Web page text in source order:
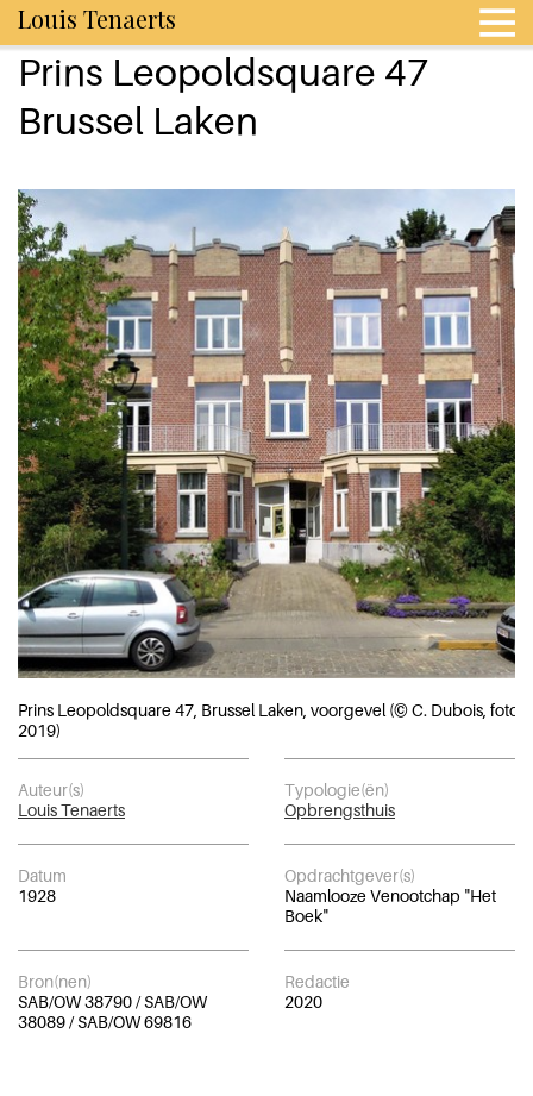
Louis Tenaerts
Prins Leopoldsquare 47
Brussel Laken
Prins Leopoldsquare 47, Brussel Laken, voorgevel (© C. Dubois, foto
2019)
Auteur(s)
Louis Tenaerts
Typologie(ën)
Opbrengsthuis
Datum
1928
Opdrachtgever(s)
Naamlooze Venootchap "Het
Boek"
Bron(nen)
SAB/OW 38790 / SAB/OW
38089 / SAB/OW 69816
Redactie
2020